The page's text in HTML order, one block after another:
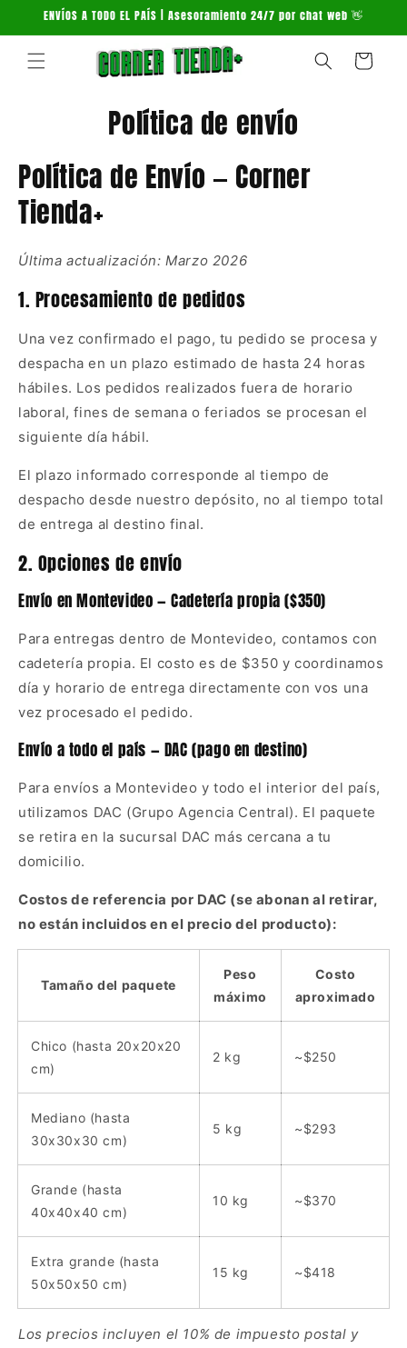
directamente
al contenido
ENVÍOS A TODO EL PAÍS | Asesoramiento 24/7 por chat web 👋
Carrito
Política de envío
Política de Envío — Corner
Tienda+
Última actualización: Marzo 2026
1. Procesamiento de pedidos
Una vez confirmado el pago, tu pedido se procesa y
despacha en un plazo estimado de hasta 24 horas
hábiles. Los pedidos realizados fuera de horario
laboral, fines de semana o feriados se procesan el
siguiente día hábil.
El plazo informado corresponde al tiempo de
despacho desde nuestro depósito, no al tiempo total
de entrega al destino final.
2. Opciones de envío
Envío en Montevideo — Cadetería propia ($350)
Para entregas dentro de Montevideo, contamos con
cadetería propia. El costo es de $350 y coordinamos
día y horario de entrega directamente con vos una
vez procesado el pedido.
Envío a todo el país — DAC (pago en destino)
Para envíos a Montevideo y todo el interior del país,
utilizamos DAC (Grupo Agencia Central). El paquete
se retira en la sucursal DAC más cercana a tu
domicilio.
Costos de referencia por DAC (se abonan al retirar,
no están incluidos en el precio del producto):
Tamaño del paquete
Peso
máximo
Costo
aproximado
Chico (hasta 20x20x20
cm)
2 kg ~$250
Mediano (hasta
30x30x30 cm)
5 kg ~$293
Grande (hasta
40x40x40 cm)
10 kg ~$370
Extra grande (hasta
50x50x50 cm)
15 kg ~$418
Los precios incluyen el 10% de impuesto postal y